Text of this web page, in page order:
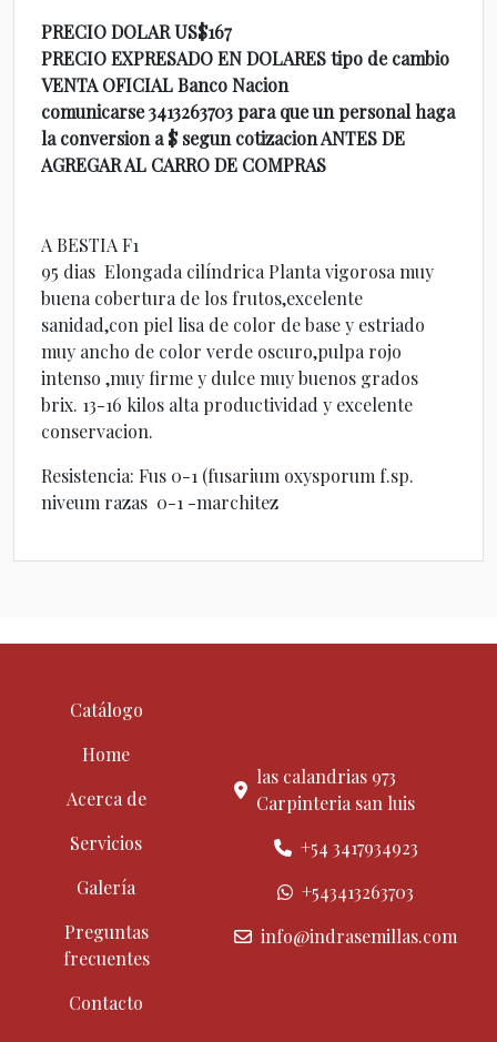
PRECIO DOLAR US$167
PRECIO EXPRESADO EN DOLARES tipo de cambio
VENTA OFICIAL Banco Nacion
comunicarse 3413263703 para que un personal haga
la conversion a $ segun cotizacion ANTES DE
AGREGAR AL CARRO DE COMPRAS
A BESTIA F1
95 dias Elongada cilíndrica Planta vigorosa muy
buena cobertura de los frutos,excelente
sanidad,con piel lisa de color de base y estriado
muy ancho de color verde oscuro,pulpa rojo
intenso ,muy firme y dulce muy buenos grados
brix. 13-16 kilos alta productividad y excelente
conservacion.
Resistencia: Fus 0-1 (fusarium oxysporum f.sp.
niveum razas 0-1 -marchitez
Catálogo
Home
Acerca de
Servicios
Galería
Preguntas
frecuentes
Contacto
las calandrias 973
Carpinteria san luis
+54 3417934923
+543413263703
info@indrasemillas.com